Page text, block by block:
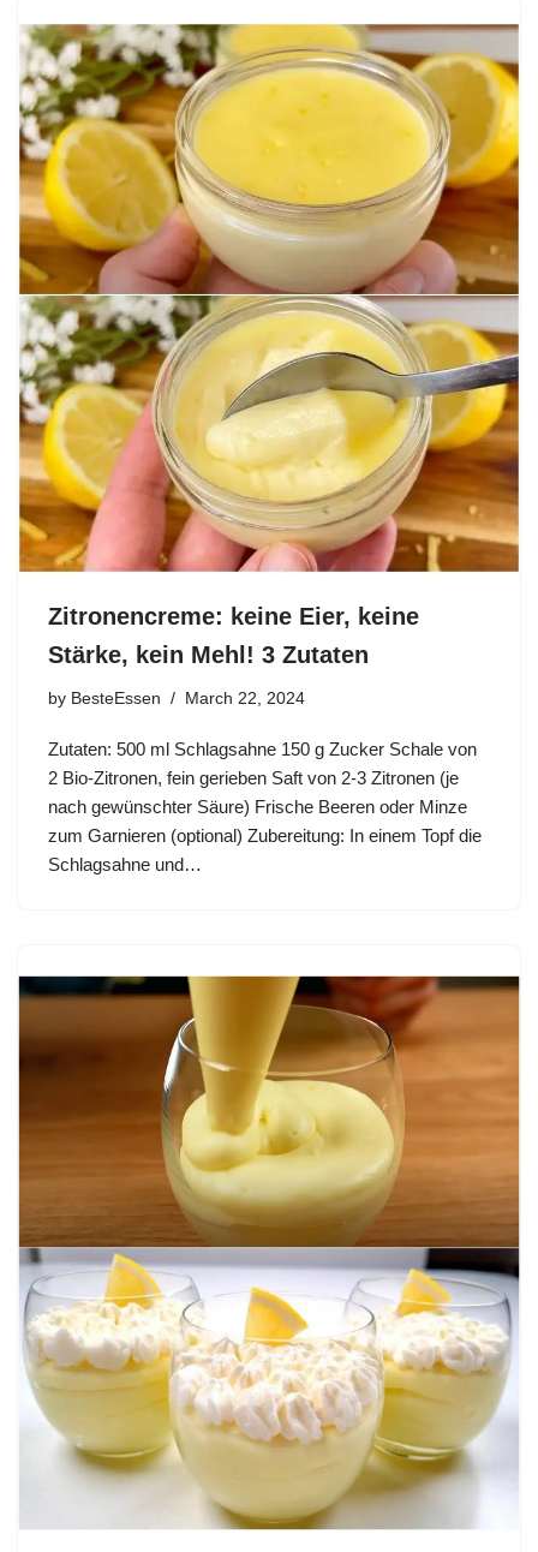
Zitronencreme: keine Eier, keine
Stärke, kein Mehl! 3 Zutaten
by BesteEssen March 22, 2024
Zutaten: 500 ml Schlagsahne 150 g Zucker Schale von
2 Bio-Zitronen, fein gerieben Saft von 2-3 Zitronen (je
nach gewünschter Säure) Frische Beeren oder Minze
zum Garnieren (optional) Zubereitung: In einem Topf die
Schlagsahne und…